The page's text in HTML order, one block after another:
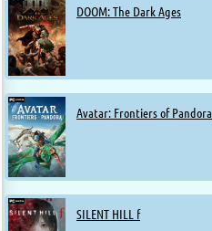
DOOM: The Dark Ages
Avatar: Frontiers of Pandora
SILENT HILL f